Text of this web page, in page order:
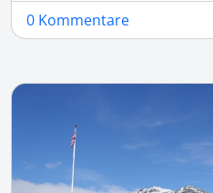
0 Kommentare